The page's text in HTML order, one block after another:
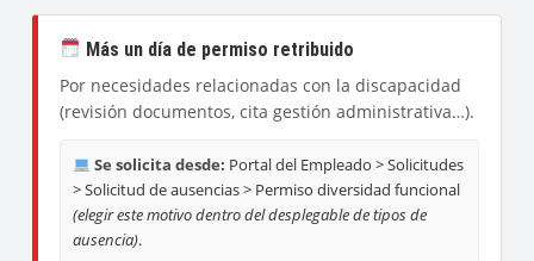
Más un día de permiso retribuido
Por necesidades relacionadas con la discapacidad
(revisión documentos, cita gestión administrativa…).
Se solicita desde: Portal del Empleado > Solicitudes
> Solicitud de ausencias > Permiso diversidad funcional
(elegir este motivo dentro del desplegable de tipos de
ausencia).